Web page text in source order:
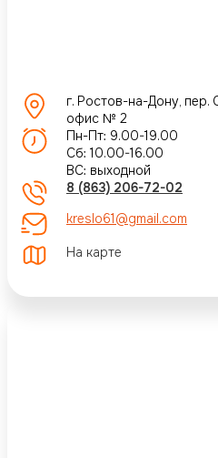
г. Ростов-на-Дону, пер.
офис № 2
Пн-Пт: 9.00-19.00
Сб: 10.00-16.00
ВС: выходной
8 (863) 206-72-02
kreslo61@gmail.com
На карте